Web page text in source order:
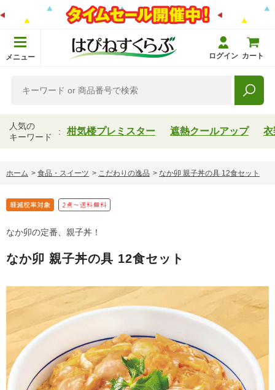
メニュー ログイン カート
人気の
キーワード
柑気楼プレミスター 遮熱クールアップ 衣
ホーム > 食品・スイーツ > こだわりの逸品 > なか卯 親子丼の具 12食セット
なか卯の定番、親子丼！
なか卯 親子丼の具 12食セット